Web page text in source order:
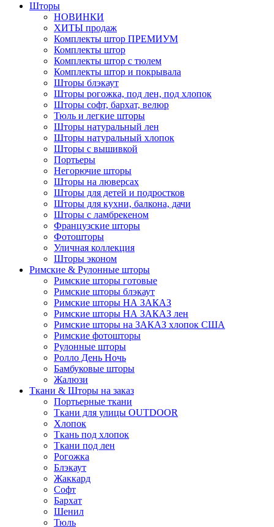
Шторы
НОВИНКИ
ХИТЫ продаж
Комплекты штор ПРЕМИУМ
Комплекты штор
Комплекты штор с тюлем
Комплекты штор и покрывала
Шторы блэкаут
Шторы рогожка, под лен, под хлопок
Шторы софт, бархат, велюр
Тюль и легкие шторы
Шторы натуральный лен
Шторы натуральный хлопок
Шторы с вышивкой
Портьеры
Негорючие шторы
Шторы на люверсах
Шторы для детей и подростков
Шторы для кухни, балкона, дачи
Шторы с ламбрекеном
Французские шторы
Фотошторы
Уличная коллекция
Шторы эконом
Римские & Рулонные шторы
Римские шторы готовые
Римские шторы блэкаут
Римские шторы НА ЗАКАЗ
Римские шторы НА ЗАКАЗ лен
Римские шторы на ЗАКАЗ хлопок США
Римские фотошторы
Рулонные шторы
Ролло День Ночь
Бамбуковые шторы
Жалюзи
Ткани & Шторы на заказ
Портьерные ткани
Ткани для улицы OUTDOOR
Хлопок
Ткань под хлопок
Ткани под лен
Рогожка
Блэкаут
Жаккард
Софт
Бархат
Шенил
Тюль